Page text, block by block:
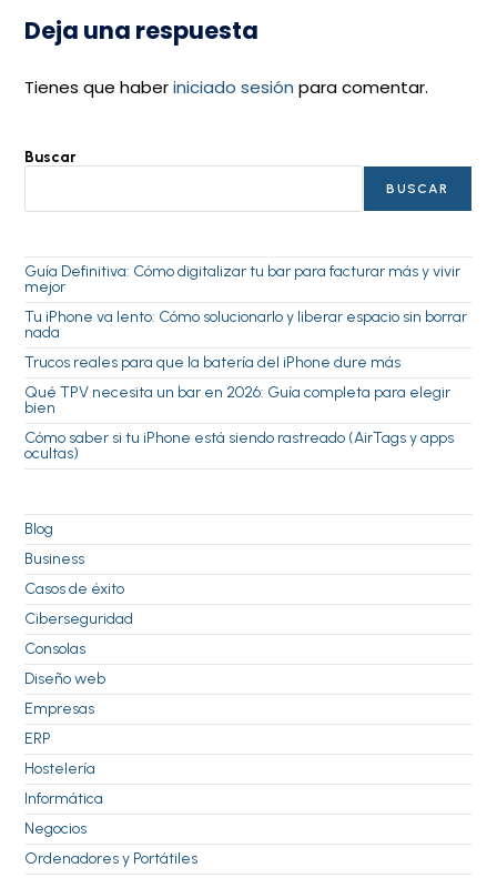
Deja una respuesta
Tienes que haberiniciado sesión para comentar.
Buscar
BUSCAR
Guía Definitiva: Cómo digitalizar tu bar para facturar más y vivir
mejor
Tu iPhone va lento: Cómo solucionarlo y liberar espacio sin borrar
nada
Trucos reales para que la batería del iPhone dure más
Qué TPV necesita un bar en 2026: Guía completa para elegir
bien
Cómo saber si tu iPhone está siendo rastreado (AirTags y apps
ocultas)
Blog
Business
Casos de éxito
Ciberseguridad
Consolas
Diseño web
Empresas
ERP
Hostelería
Informática
Negocios
Ordenadores y Portátiles